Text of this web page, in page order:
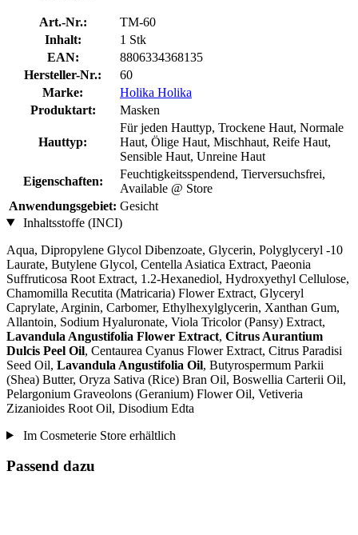
Art.-Nr.:
TM-60
Inhalt:
1 Stk
EAN:
8806334368135
Hersteller-Nr.:
60
Marke:
Holika Holika
Produktart:
Masken
Hauttyp:
Für jeden Hauttyp, Trockene Haut, Normale
Haut, Ölige Haut, Mischhaut, Reife Haut,
Sensible Haut, Unreine Haut
Eigenschaften:
Feuchtigkeitsspendend, Tierversuchsfrei,
Available @ Store
Anwendungsgebiet: Gesicht
Inhaltsstoffe (INCI)
Aqua, Dipropylene Glycol Dibenzoate, Glycerin, Polyglyceryl -10
Laurate, Butylene Glycol, Centella Asiatica Extract, Paeonia
Suffruticosa Root Extract, 1.2-Hexanediol, Hydroxyethyl Cellulose,
Chamomilla Recutita (Matricaria) Flower Extract, Glyceryl
Caprylate, Arginin, Carbomer, Ethylhexylglycerin, Xanthan Gum,
Allantoin, Sodium Hyaluronate, Viola Tricolor (Pansy) Extract,
Lavandula Angustifolia Flower Extract, Citrus Aurantium
Dulcis Peel Oil, Centaurea Cyanus Flower Extract, Citrus Paradisi
Seed Oil, Lavandula Angustifolia Oil, Butyrospermum Parkii
(Shea) Butter, Oryza Sativa (Rice) Bran Oil, Boswellia Carterii Oil,
Pelargonium Graveolons (Geranium) Flower Oil, Vetiveria
Zizanioides Root Oil, Disodium Edta
Im Cosmeterie Store erhältlich
Passend dazu